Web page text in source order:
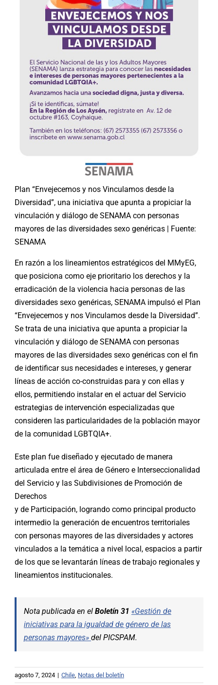
Plan “Envejecemos y nos Vinculamos desde la
Diversidad”, una iniciativa que apunta a propiciar la
vinculación y diálogo de SENAMA con personas
mayores de las diversidades sexo genéricas | Fuente:
SENAMA
En razón a los lineamientos estratégicos del MMyEG,
que posiciona como eje prioritario los derechos y la
erradicación de la violencia hacia personas de las
diversidades sexo genéricas, SENAMA impulsó el Plan
“Envejecemos y nos Vinculamos desde la Diversidad”.
Se trata de una iniciativa que apunta a propiciar la
vinculación y diálogo de SENAMA con personas
mayores de las diversidades sexo genéricas con el fin
de identificar sus necesidades e intereses, y generar
líneas de acción co-construidas para y con ellas y
ellos, permitiendo instalar en el actuar del Servicio
estrategias de intervención especializadas que
consideren las particularidades de la población mayor
de la comunidad LGBTQIA+.
Este plan fue diseñado y ejecutado de manera
articulada entre el área de Género e Interseccionalidad
del Servicio y las Subdivisiones de Promoción de
Derechos
y de Participación, logrando como principal producto
intermedio la generación de encuentros territoriales
con personas mayores de las diversidades y actores
vinculados a la temática a nivel local, espacios a partir
de los que se levantarán líneas de trabajo regionales y
lineamientos institucionales.
Nota publicada en el Boletín 31 «Gestión de
iniciativas para la igualdad de género de las
personas mayores» del PICSPAM.
agosto 7, 2024 | Chile Notas del boletín